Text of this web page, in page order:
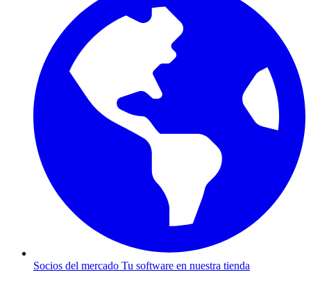
Socios del mercado Tu software en nuestra tienda